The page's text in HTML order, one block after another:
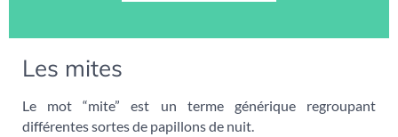
Les mites
Le mot “mite” est un terme générique regroupant
différentes sortes de papillons de nuit.